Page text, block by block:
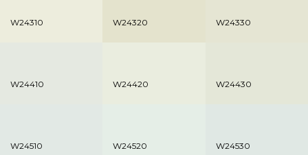
W24310 W24320 W24330
W24410 W24420 W24430
W24510 W24520 W24530